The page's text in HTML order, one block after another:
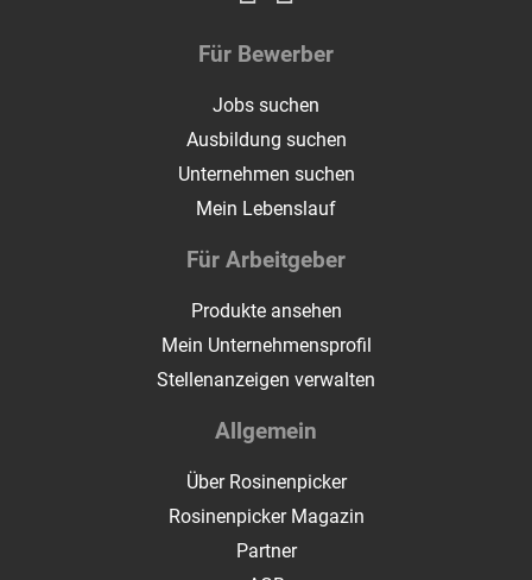
Für Bewerber
Jobs suchen
Ausbildung suchen
Unternehmen suchen
Mein Lebenslauf
Für Arbeitgeber
Produkte ansehen
Mein Unternehmensprofil
Stellenanzeigen verwalten
Allgemein
Über Rosinenpicker
Rosinenpicker Magazin
Partner